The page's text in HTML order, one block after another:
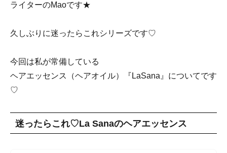
ライターのMaoです★
久しぶりに迷ったらこれシリーズです♡
今回は私が常備している
ヘアエッセンス（ヘアオイル）『LaSana』についてです
♡
迷ったらこれ♡La Sanaのヘアエッセンス